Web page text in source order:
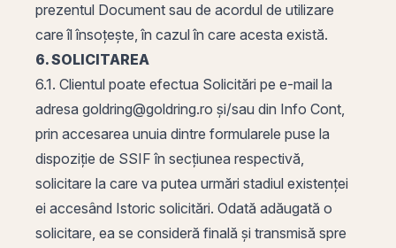
prezentul Document sau de acordul de utilizare
care îl însoțește, în cazul în care acesta există.
6. SOLICITAREA
6.1. Clientul poate efectua Solicitări pe e-mail la
adresa goldring@goldring.ro și/sau din Info Cont,
prin accesarea unuia dintre formularele puse la
dispoziție de SSIF în secțiunea respectivă,
solicitare la care va putea urmări stadiul existenței
ei accesând Istoric solicitări. Odată adăugată o
solicitare, ea se consideră finală și transmisă spre